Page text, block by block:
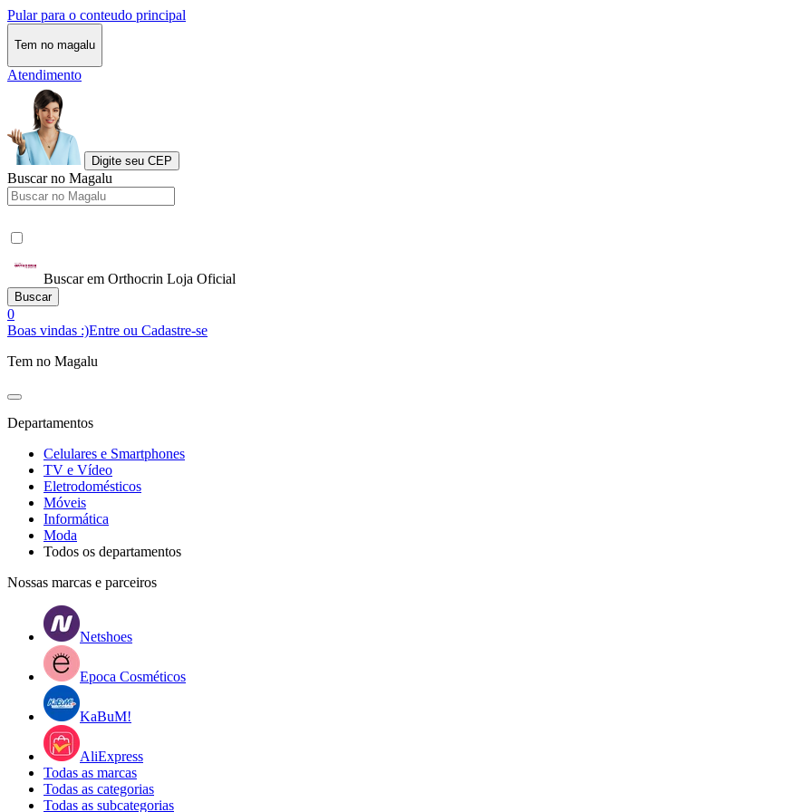
Pular para o conteudo principal
Tem no magalu
Atendimento
Digite seu CEP
Buscar no Magalu
Buscar em Orthocrin Loja Oficial
Buscar
0
Boas vindas :)Entre ou Cadastre-se
Tem no Magalu
Departamentos
Celulares e Smartphones
TV e Vídeo
Eletrodomésticos
Móveis
Informática
Moda
Todos os departamentos
Nossas marcas e parceiros
Netshoes
Epoca Cosméticos
KaBuM!
AliExpress
Todas as marcas
Todas as categorias
Todas as subcategorias